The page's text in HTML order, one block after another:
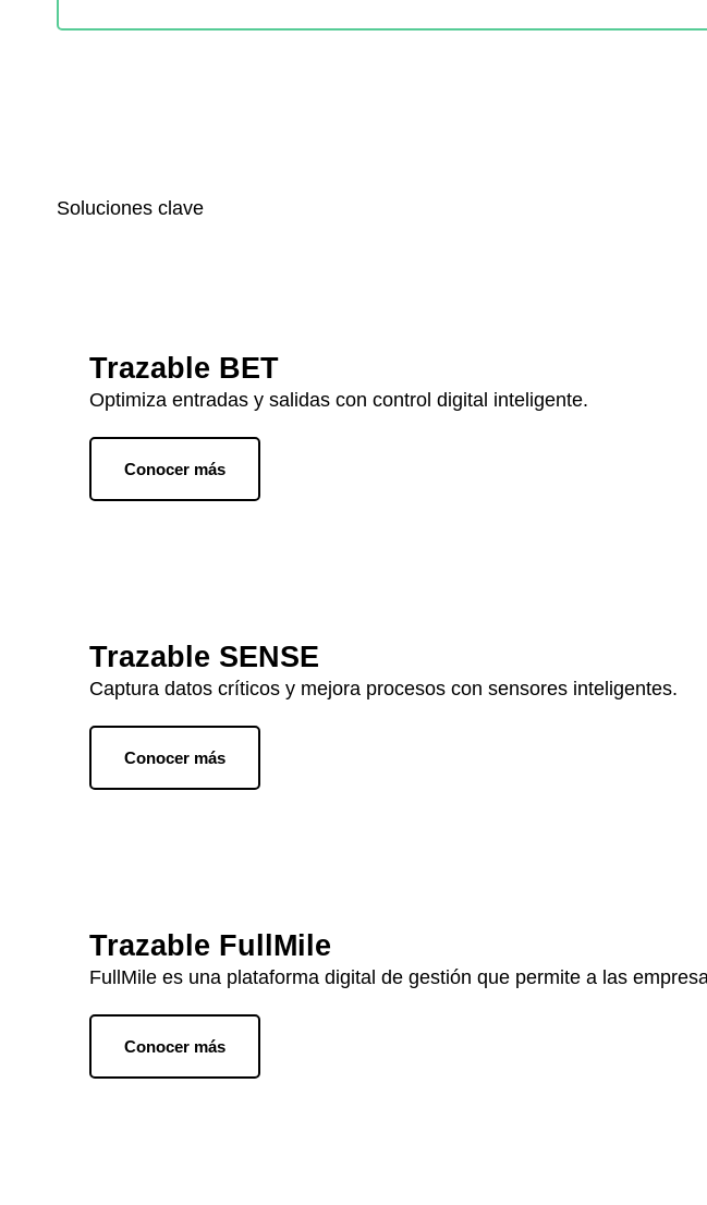
Soluciones clave
Trazable BET
Optimiza entradas y salidas con control digital inteligente.
Conocer más
Trazable SENSE
Captura datos críticos y mejora procesos con sensores inteligentes.
Conocer más
Trazable FullMile
FullMile es una plataforma digital de gestión que permite a las
Conocer más